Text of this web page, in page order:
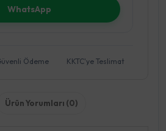
WhatsApp
Ödeme KKTC'ye Teslimat
Ürün Yorumları (0)